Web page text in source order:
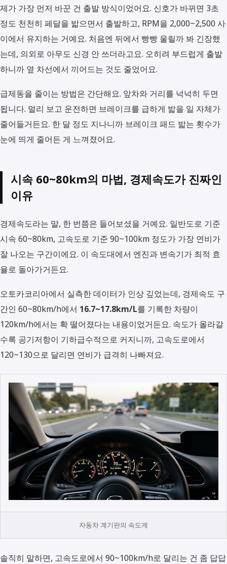
제가 가장 먼저 바꾼 건 출발 방식이었어요. 신호가 바뀌면 3초
정도 천천히 페달을 밟으면서 출발하고, RPM을 2,000~2,500 사
이에서 유지하는 거예요. 처음엔 뒤에서 빵빵 울릴까 봐 긴장했
는데, 의외로 아무도 신경 안 쓰더라고요. 오히려 부드럽게 출발
하니까 옆 차선에서 끼어드는 것도 줄었어요.
급제동을 줄이는 방법은 간단해요. 앞차와 거리를 넉넉히 두면
됩니다. 멀리 보고 운전하면 브레이크를 급하게 밟을 일 자체가
줄어들거든요. 한 달 정도 지나니까 브레이크 패드 밟는 횟수가
눈에 띄게 줄어든 게 느껴졌어요.
시속 60~80km의 마법, 경제속도가 진짜인
이유
경제속도라는 말, 한 번쯤은 들어보셨을 거예요. 일반도로 기준
시속 60~80km, 고속도로 기준 90~100km 정도가 가장 연비가
잘 나오는 구간이에요. 이 속도대에서 엔진과 변속기가 최적 효
율로 돌아가거든요.
오토카코리아에서 실측한 데이터가 인상 깊었는데, 경제속도 구
간인 60~80km/h에서 16.7~17.8km/L를 기록한 차량이
120km/h에서는 확 떨어졌다는 내용이었거든요. 속도가 올라갈
수록 공기저항이 기하급수적으로 커지니까, 고속도로에서
120~130으로 달리면 연비가 급격히 나빠져요.
자동차 계기판의 속도계
솔직히 말하면, 고속도로에서 90~100km/h로 달리는 건 좀 답답